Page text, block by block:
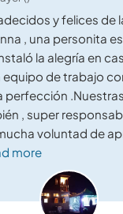
y felices de
, una personita
la alegría en
de trabajo
perfección
, super
voluntad de
more